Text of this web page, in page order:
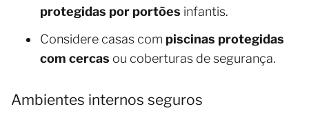
protegidas por portões infantis.
Considere casas com piscinas protegidas
com cercas ou coberturas de segurança.
Ambientes internos seguros